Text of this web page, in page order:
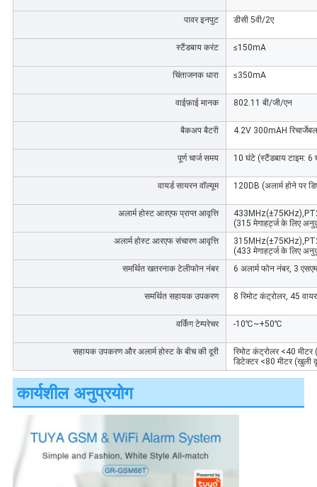
पावर इनपुट डीसी 5वी/2ए
स्टैंडबाय करंट ≤150mA
चिंताजनक धारा ≤350mA
वाईफ़ाई मानक 802.11 बी/जी/एन
बैकअप बैटरी 4.2V 300mAH
पूर्ण चार्ज समय 10 घंटे (स्टैंडबाय टाइम: 6
वायर्ड सायरन वॉल्यूम 120DB (अलार्म होने पर
अलार्म होस्ट आरएफ प्राप्त आवृत्ति
(315 मेगाहर्ट्ज के लिए
अलार्म होस्ट आरएफ संचारण आवृत्ति
(433 मेगाहर्ट्ज के लिए
समर्थित खतरनाक टेलीफोन नंबर
6 अलार्म फोन नंबर, 3
समर्थित सहायक उपकरण 8 रिमोट कंट्रोलर, 45
वर्किंग टेम्परेचर -10℃~+50℃
सहायक उपकरण और अलार्म होस्ट के बीच की दूरी
रिमोट कंट्रोलर <40 मीटर
डिटेक्टर <80 मीटर (खुली
कार्यशील अनुप्रयोग